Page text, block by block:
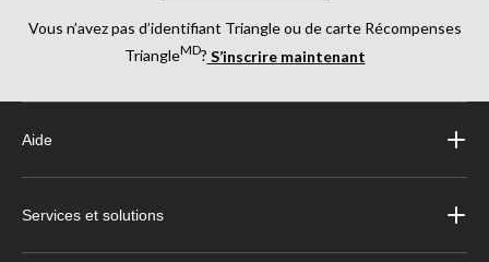
Vous n’avez pas d’identifiant Triangle ou de carte Récompenses
TriangleMD? S’inscrire maintenant
Aide
Services et solutions